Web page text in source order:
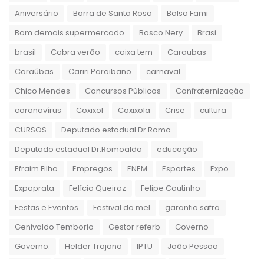
Aniversário
Barra de Santa Rosa
Bolsa Fami
Bom demais supermercado
Bosco Nery
Brasi
brasil
Cabra verão caixa tem
Caraubas
Caraúbas
Cariri Paraibano
carnaval
Chico Mendes
Concursos Públicos
Confraternização
coronavírus
Coxixol Coxixola Crise
cultura
CURSOS
Deputado estadual Dr.Romo
Deputado estadual Dr.Romoaldo
educação
Efraim Filho
Empregos ENEM Esportes
Expo
Expoprata
Felício Queiroz
Felipe Coutinho
Festas e Eventos
Festival do mel
garantia safra
Genivaldo Temborio
Gestor referb
Governo
Governo.
Helder Trajano IPTU
João Pessoa